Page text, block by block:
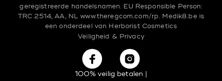
geregistreerde handelsnamen. EU Responsible Person:
TRC 2514, AA, NLwww.theregcom.com/rp. Medik8.be is
een onderdeel van Herborist Cosmetics
Veiligheid & Privacy
100% veilig betalen |